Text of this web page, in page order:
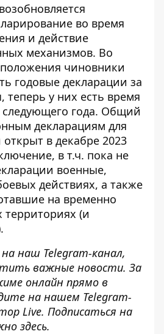
во время
и действие
механизмов. Во
чиновники
годовые декларации за
теперь у них есть время
следующего года. Общий
декларациям для
в декабре 2023
в т.ч. пока не
военные,
действиях, а также
на временно
(и
на наш Telegram-канал,
важные новости. За
онлайн прямо в
на нашем Telegram-
Live. Подписаться на
здесь.